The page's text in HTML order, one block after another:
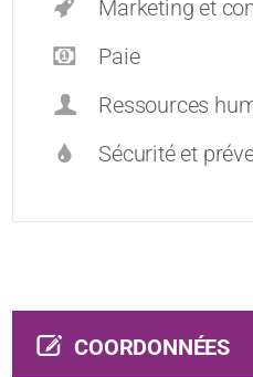
Marketing et
Paie
Ressources
Sécurité et
COORDONNÉES